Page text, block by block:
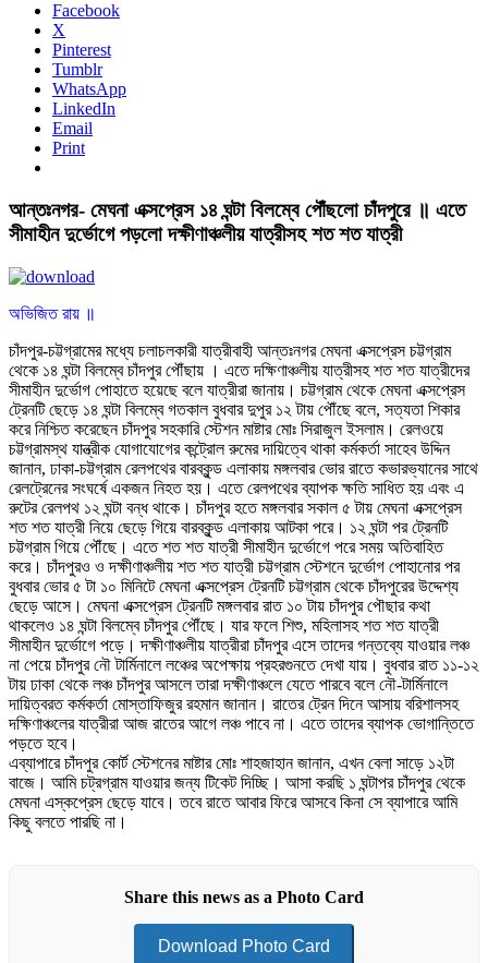
Facebook
X
Pinterest
Tumblr
WhatsApp
LinkedIn
Email
Print
আন্তঃনগর- মেঘনা এক্সপ্রেস ১৪ ঘন্টা বিলম্বে পৌঁছলো চাঁদপুরে ॥ এতে
সীমাহীন দুর্ভোগে পড়লো দক্ষীণাঞ্চলীয় যাত্রীসহ শত শত যাত্রী
অভিজিত রায় ॥
চাঁদপুর-চট্টগ্রামের মধ্যে চলাচলকারী যাত্রীবাহী আন্তঃনগর মেঘনা এক্সপ্রেস চট্টগ্রাম
থেকে ১৪ ঘন্টা বিলম্বে চাঁদপুর পৌঁছায় । এতে দক্ষিণাঞ্চলীয় যাত্রীসহ শত শত যাত্রীদের
সীমাহীন দুর্ভোগ পোহাতে হয়েছে বলে যাত্রীরা জানায়। চট্টগ্রাম থেকে মেঘনা এক্সপ্রেস
ট্রেনটি ছেড়ে ১৪ ঘন্টা বিলম্বে গতকাল বুধবার দুপুর ১২ টায় পৌঁছে বলে, সত্যতা শিকার
করে নিশ্চিত করেছেন চাঁদপুর সহকারি স্টেশন মাষ্টার মোঃ সিরাজুল ইসলাম। রেলওয়ে
চট্টগ্রামস্থ যান্ত্রীক যোগাযোগের কন্ট্রোল রুমের দায়িত্বে থাকা কর্মকর্তা সাহেব উদ্দিন
জানান, ঢাকা-চট্টগ্রাম রেলপথের বারবকুন্ড এলাকায় মঙ্গলবার ভোর রাতে কভারভ্যানের সাথে
রেলট্রেনের সংঘর্ষে একজন নিহত হয়। এতে রেলপথের ব্যাপক ক্ষতি সাধিত হয় এবং এ
রুটের রেলপথ ১২ ঘন্টা বন্ধ থাকে। চাঁদপুর হতে মঙ্গলবার সকাল ৫ টায় মেঘনা এক্সপ্রেস
শত শত যাত্রী নিয়ে ছেড়ে গিয়ে বারবকুন্ড এলাকায় আটকা পরে। ১২ ঘন্টা পর ট্রেনটি
চট্টগ্রাম গিয়ে পৌঁছে। এতে শত শত যাত্রী সীমাহীন দুর্ভোগে পরে সময় অতিবাহিত
করে। চাঁদপুরও ও দক্ষীণাঞ্চলীয় শত শত যাত্রী চট্টগ্রাম স্টেশনে দুর্ভোগ পোহানোর পর
বুধবার ভোর ৫ টা ১০ মিনিটে মেঘনা এক্সপ্রেস ট্রেনটি চট্টগ্রাম থেকে চাঁদপুরের উদ্দেশ্য
ছেড়ে আসে। মেঘনা এক্সপ্রেস ট্রেনটি মঙ্গলবার রাত ১০ টায় চাঁদপুর পৌছার কথা
থাকলেও ১৪ ঘন্টা বিলম্বে চাঁদপুর পৌঁছে। যার ফলে শিশু, মহিলাসহ শত শত যাত্রী
সীমাহীন দুর্ভোগে পড়ে। দক্ষীণাঞ্চলীয় যাত্রীরা চাঁদপুর এসে তাদের গন্তব্যে যাওয়ার লঞ্চ
না পেয়ে চাঁদপুর নৌ টার্মিনালে লঞ্চের অপেক্ষায় প্রহরগুনতে দেখা যায়। বুধবার রাত ১১-১২
টায় ঢাকা থেকে লঞ্চ চাঁদপুর আসলে তারা দক্ষীণাঞ্চলে যেতে পারবে বলে নৌ-টার্মিনালে
দায়িত্বরত কর্মকর্তা মোস্তাফিজুর রহমান জানান। রাতের ট্রেন দিনে আসায় বরিশালসহ
দক্ষিণাঞ্চলের যাত্রীরা আজ রাতের আগে লঞ্চ পাবে না। এতে তাদের ব্যাপক ভোগান্তিতে
পড়তে হবে।
এব্যাপারে চাঁদপুর কোর্ট স্টেশনের মাষ্টার মোঃ শাহজাহান জানান, এখন বেলা সাড়ে ১২টা
বাজে। আমি চট্রগ্রাম যাওয়ার জন্য টিকেট দিচ্ছি। আসা করছি ১ ঘন্টাপর চাঁদপুর থেকে
মেঘনা এস্কপ্রেস ছেড়ে যাবে। তবে রাতে আবার ফিরে আসবে কিনা সে ব্যাপারে আমি
কিছু বলতে পারছি না।
Share this news as a Photo Card
Download Photo Card